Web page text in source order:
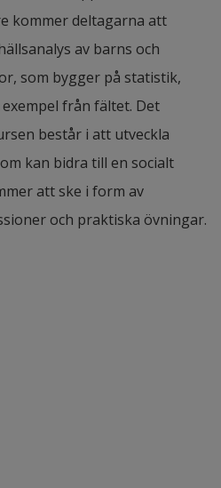
kommer deltagarna att
av barns och
som bygger på statistik,
från fältet. Det
består i att utveckla
kan bidra till en socialt
att ske i form av
och praktiska övningar.